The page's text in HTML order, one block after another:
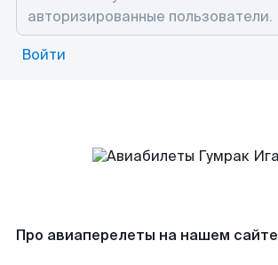
Войти
Про авиаперелеты на нашем сайте